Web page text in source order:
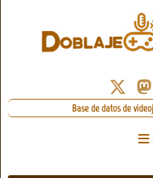
Base de datos de